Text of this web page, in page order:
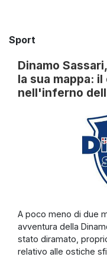
Sport
Dinamo
la sua mappa:
nell'inferno
A poco meno di due
avventura della
stato diramato,
relativo alle ostiche